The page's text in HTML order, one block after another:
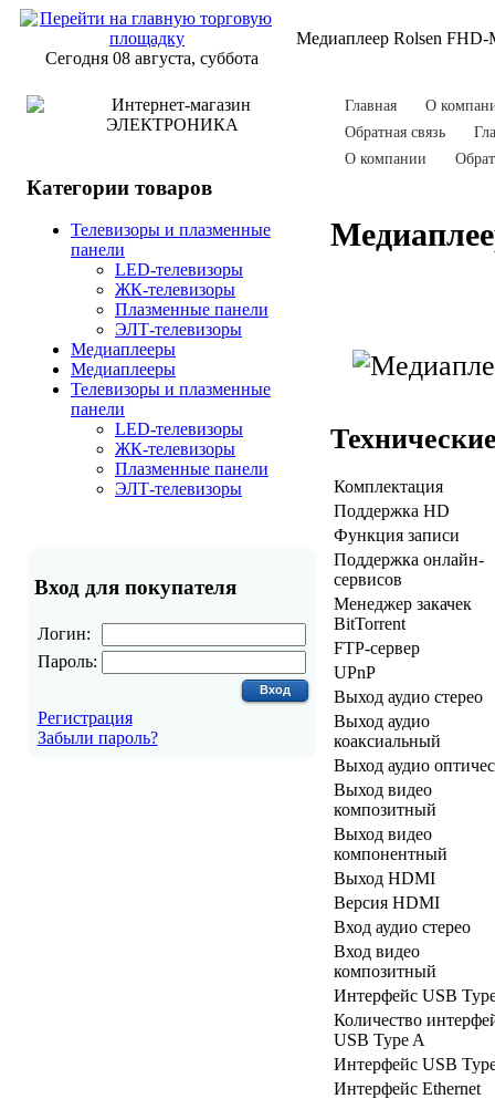
Сегодня 08 августа, суббота
Медиаплеер Rolsen
Категории товаров
Телевизоры и плазменные
панели
LED-телевизоры
ЖК-телевизоры
Плазменные панели
ЭЛТ-телевизоры
Медиаплееры
Медиаплееры
Телевизоры и плазменные
панели
LED-телевизоры
ЖК-телевизоры
Плазменные панели
ЭЛТ-телевизоры
Вход для покупателя
Логин:
Пароль:
Регистрация
Забыли пароль?
Главная
О
Обратная связь
О компании
Комплектация
Поддержка HD
Функция записи
Поддержка онлайн-
сервисов
Менеджер закачек
BitTorrent
FTP-сервер
UPnP
Выход аудио стерео
Выход аудио
коаксиальный
Выход аудио
Выход видео
композитный
Выход видео
компонентный
Выход HDMI
Версия HDMI
Вход аудио стерео
Вход видео
композитный
Интерфейс USB
Количество
USB Type A
Интерфейс USB
Интерфейс Ethernet